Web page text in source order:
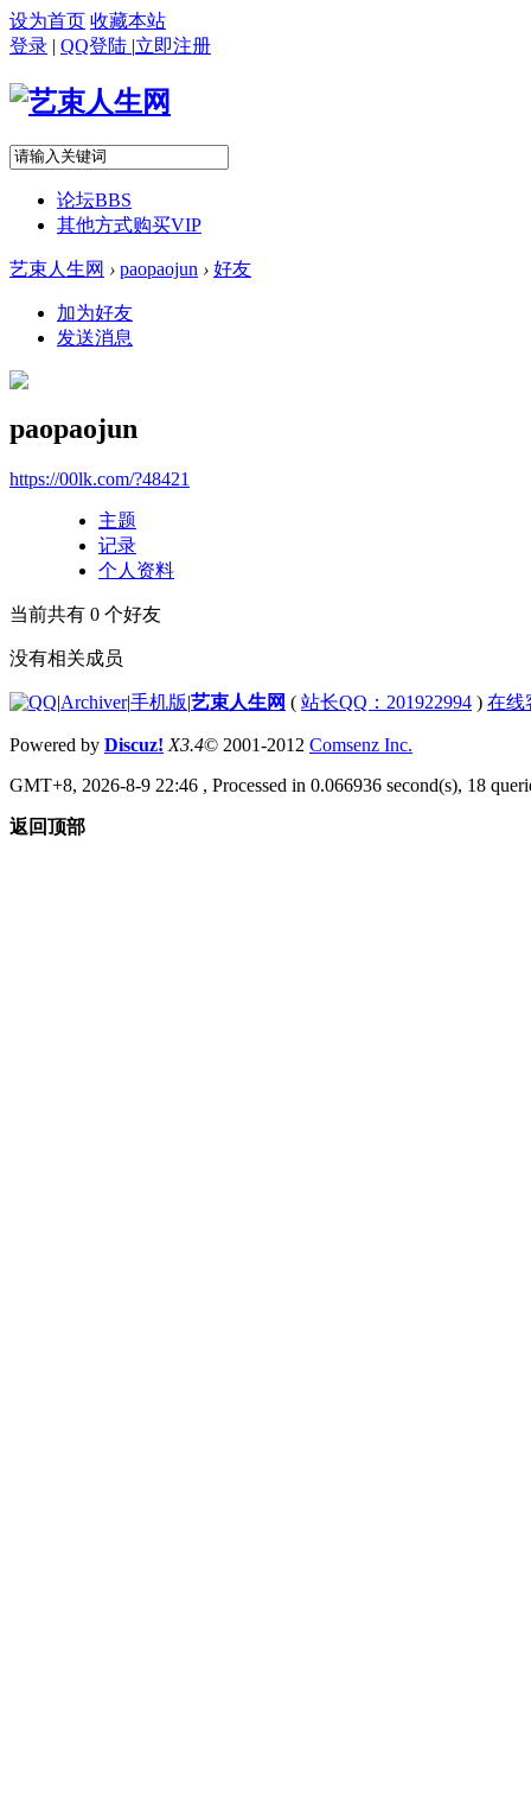
设为首页 收藏本站
登录 | QQ登陆 |立即注册
论坛BBS
其他方式购买VIP
艺束人生网 › paopaojun › 好友
加为好友
发送消息
paopaojun
https://00lk.com/?48421
主题
记录
个人资料
当前共有 0 个好友
没有相关成员
|Archiver|手机版|艺束人生网 ( 站长QQ：201922994 ) 在线
Powered by Discuz! X3.4© 2001-2012 Comsenz Inc.
GMT+8, 2026-8-9 22:46 , Processed in 0.066936 second(s), 18
返回顶部